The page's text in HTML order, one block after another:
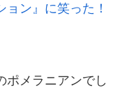
ン』に笑った！
ポメラニアンでし